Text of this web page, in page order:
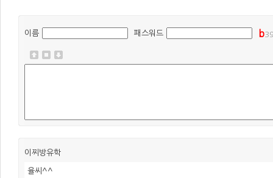
이름 패스워드 b
이찌방유학
율씨^^